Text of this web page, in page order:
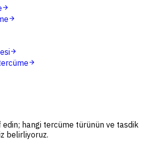
arrow_forward
arrow_forward
arrow_forward
arrow_forward
hangi tercüme türünün ve tasdik
belirliyoruz.